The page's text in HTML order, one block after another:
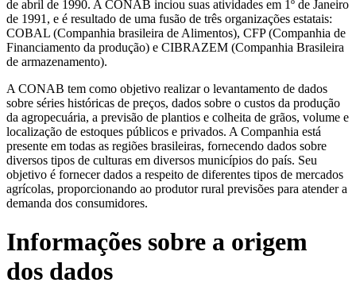
de abril de 1990. A CONAB inciou suas atividades em 1º de Janeiro
de 1991, e é resultado de uma fusão de três organizações estatais:
COBAL (Companhia brasileira de Alimentos), CFP (Companhia de
Financiamento da produção) e CIBRAZEM (Companhia Brasileira
de armazenamento).
A CONAB tem como objetivo realizar o levantamento de dados
sobre séries históricas de preços, dados sobre o custos da produção
da agropecuária, a previsão de plantios e colheita de grãos, volume e
localização de estoques públicos e privados. A Companhia está
presente em todas as regiões brasileiras, fornecendo dados sobre
diversos tipos de culturas em diversos municípios do país. Seu
objetivo é fornecer dados a respeito de diferentes tipos de mercados
agrícolas, proporcionando ao produtor rural previsões para atender a
demanda dos consumidores.
Informações sobre a origem
dos dados